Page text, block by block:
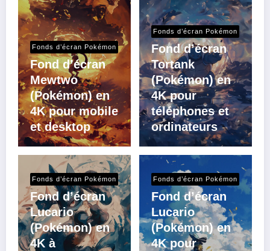
Fonds d’écran Pokémon
Fond d’écran
Mewtwo
(Pokémon) en
4K pour mobile
et desktop
Fonds d’écran Pokémon
Fond d’écran
Tortank
(Pokémon) en
4K pour
téléphones et
ordinateurs
Fonds d’écran Pokémon
Fond d’écran
Lucario
(Pokémon) en
4K à
Fonds d’écran Pokémon
Fond d’écran
Lucario
(Pokémon) en
4K pour